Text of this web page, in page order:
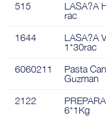
515
LASA?A
rac
1644
LASA?A
1*30rac
6060211
Pasta
Guzman
2122
6*1Kg